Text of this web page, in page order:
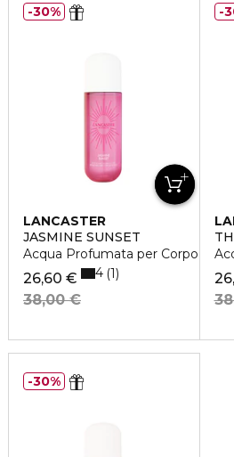
LANCASTER
JASMINE SUNSET
Acqua Profumata per Corpo e
26,60 €
38,00 €
4 1
30%
30%